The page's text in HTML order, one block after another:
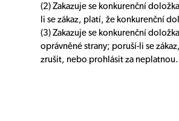
(2) Zakazuje se konkurenční
li se zákaz, platí, že konkurenční
(3) Zakazuje se konkurenční
oprávněné strany; poruší-li se
zrušit, nebo prohlásit za neplatnou.